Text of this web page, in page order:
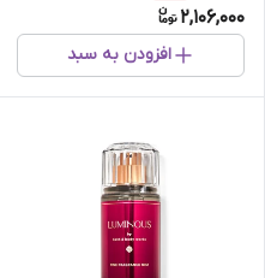
2,106,000
افزودن به سبد